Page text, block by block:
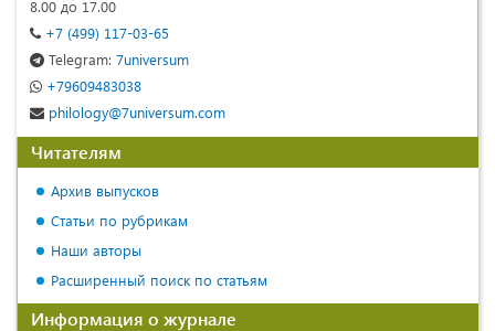
8.00 до 17.00
+7 (499) 117-03-65
Telegram: 7universum
+79609483038
philology@7universum.com
Читателям
Архив выпусков
Статьи по рубрикам
Наши авторы
Расширенный поиск по статьям
Информация о журнале